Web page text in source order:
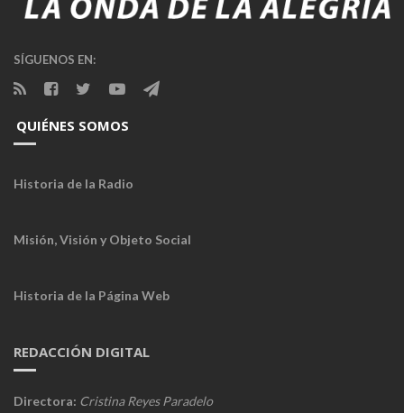
SÍGUENOS EN:
QUIÉNES SOMOS
Historia de la Radio
Misión, Visión y Objeto Social
Historia de la Página Web
REDACCIÓN DIGITAL
Directora: Cristina Reyes Paradelo